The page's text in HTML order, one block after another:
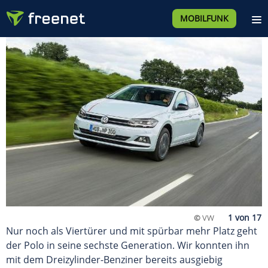
MOBILFUNK
©VW
Nur noch als Viertürer und mit spürbar mehr Platz geht
der Polo in seine sechste Generation. Wir konnten ihn
mit dem Dreizylinder-Benziner bereits ausgiebig